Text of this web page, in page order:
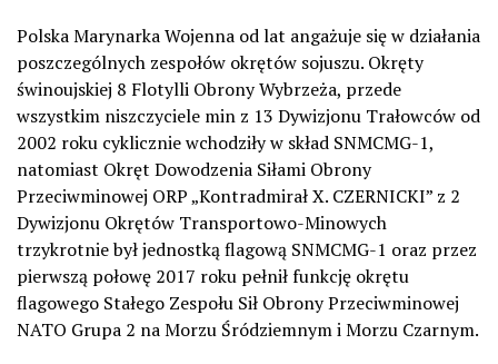
Polska Marynarka Wojenna od lat angażuje się w działania
poszczególnych zespołów okrętów sojuszu. Okręty
świnoujskiej 8 Flotylli Obrony Wybrzeża, przede
wszystkim niszczyciele min z 13 Dywizjonu Trałowców od
2002 roku cyklicznie wchodziły w skład SNMCMG-1,
natomiast Okręt Dowodzenia Siłami Obrony
Przeciwminowej ORP „Kontradmirał X. CZERNICKI” z 2
Dywizjonu Okrętów Transportowo-Minowych
trzykrotnie był jednostką flagową SNMCMG-1 oraz przez
pierwszą połowę 2017 roku pełnił funkcję okrętu
flagowego Stałego Zespołu Sił Obrony Przeciwminowej
NATO Grupa 2 na Morzu Śródziemnym i Morzu Czarnym.